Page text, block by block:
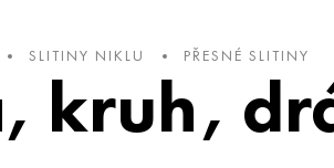
SLITINY NIKLU PŘESNÉ SLITINY
kruh,